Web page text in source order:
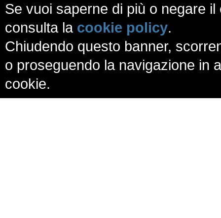
Se vuoi saperne di più o negare
consulta la cookie policy.
Chiudendo questo banner,
o proseguendo la navigazione in
cookie.